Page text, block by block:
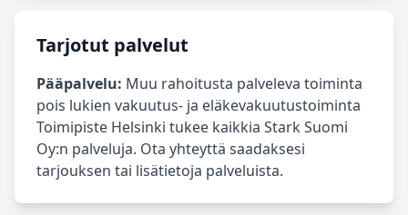
Tarjotut palvelut
Pääpalvelu: Muu rahoitusta palveleva toiminta
pois lukien vakuutus- ja eläkevakuutustoiminta
Toimipiste Helsinki tukee kaikkia Stark Suomi
Oy:n palveluja. Ota yhteyttä saadaksesi
tarjouksen tai lisätietoja palveluista.